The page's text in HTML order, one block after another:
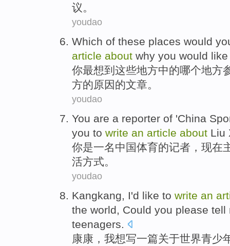
议。
youdao
Which of these places would
article about why you would like
你最想到 这些地方中的哪个地方
方的原因的文章。
youdao
You are a reporter of 'China
you to write an article about Liu
你是一名中国体育的记者 ， 现在
活方式。
youdao
Kangkang I'd like to write an
the world Could you please tell
teenagers
康康 ， 我想写一篇关于世界青少